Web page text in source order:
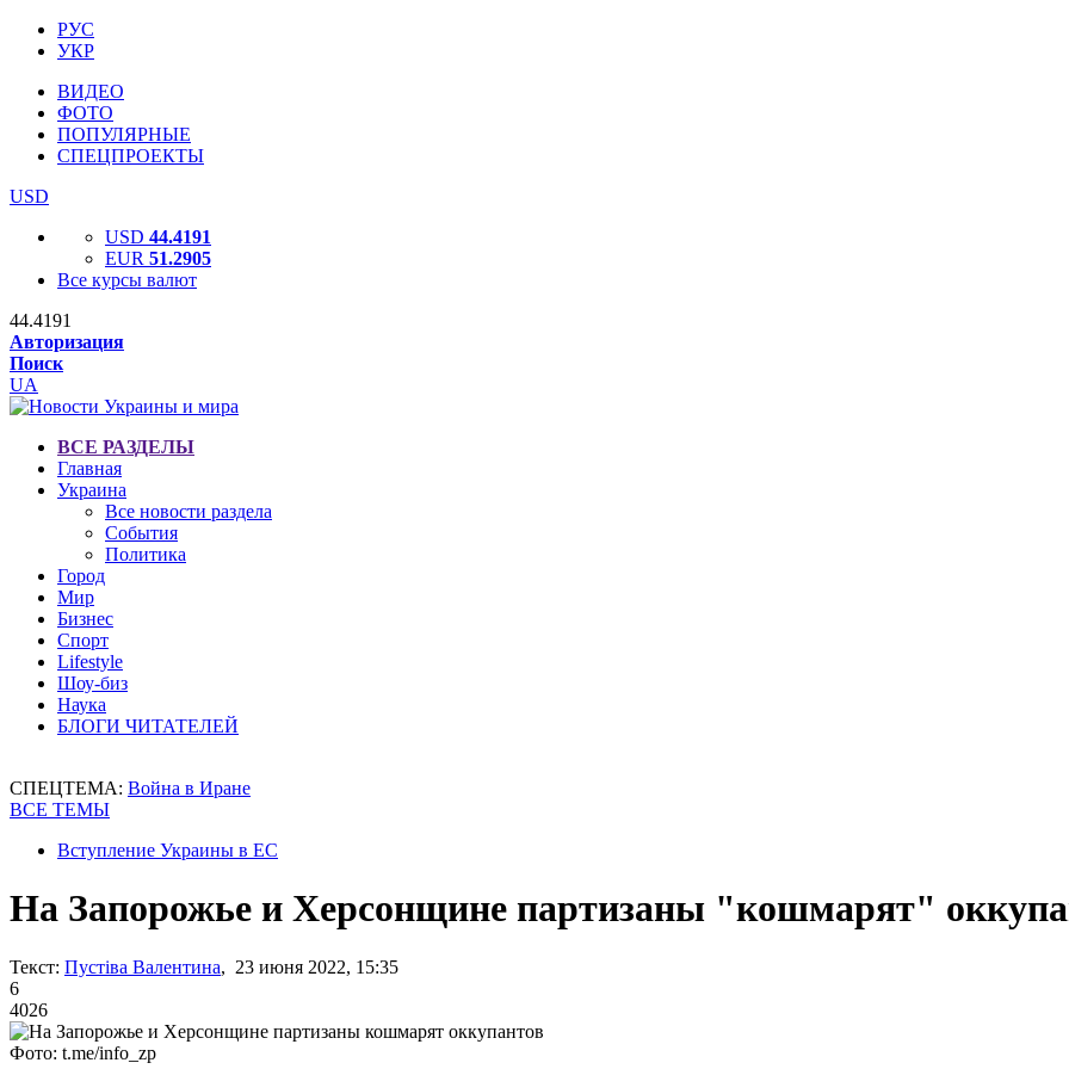
РУС
УКР
ВИДЕО
ФОТО
ПОПУЛЯРНЫЕ
СПЕЦПРОЕКТЫ
USD
USD 44.4191
EUR 51.2905
Все курсы валют
44.4191
Авторизация
Поиск
UA
ВСЕ РАЗДЕЛЫ
Главная
Украина
Все новости раздела
События
Политика
Город
Мир
Бизнес
Спорт
Lifestyle
Шоу-биз
Наука
БЛОГИ ЧИТАТЕЛЕЙ
СПЕЦТЕМА: Война в Иране
ВСЕ ТЕМЫ
Вступление Украины в ЕС
На Запорожье и Херсонщине партизаны "кошмарят"
Текст: Пустіва Валентина, 23 июня 2022, 15:35
6
4026
Фото: t.me/info_zp